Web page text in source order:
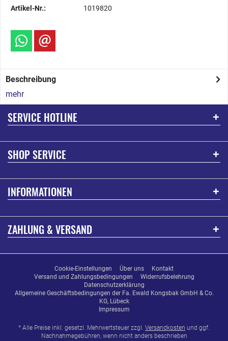
Artikel-Nr.: 1019820
Beschreibung
mehr
SERVICE HOTLINE
SHOP SERVICE
INFORMATIONEN
ZAHLUNG & VERSAND
Cookie-Einstellungen Über uns
Kontakt
Versand und Zahlungsbedingungen
Widerrufsbelehrung
Datenschutzerklärung
Allgemeine Geschäftsbedingungen der Fa. Ewald Kongsbak GmbH & Co.
KG, Lübeck
Impressum
* Alle Preise inkl. gesetzl. Mehrwertsteuer zzgl. Versandkosten und ggf.
Nachnahmegebühren, wenn nicht anders beschrieben